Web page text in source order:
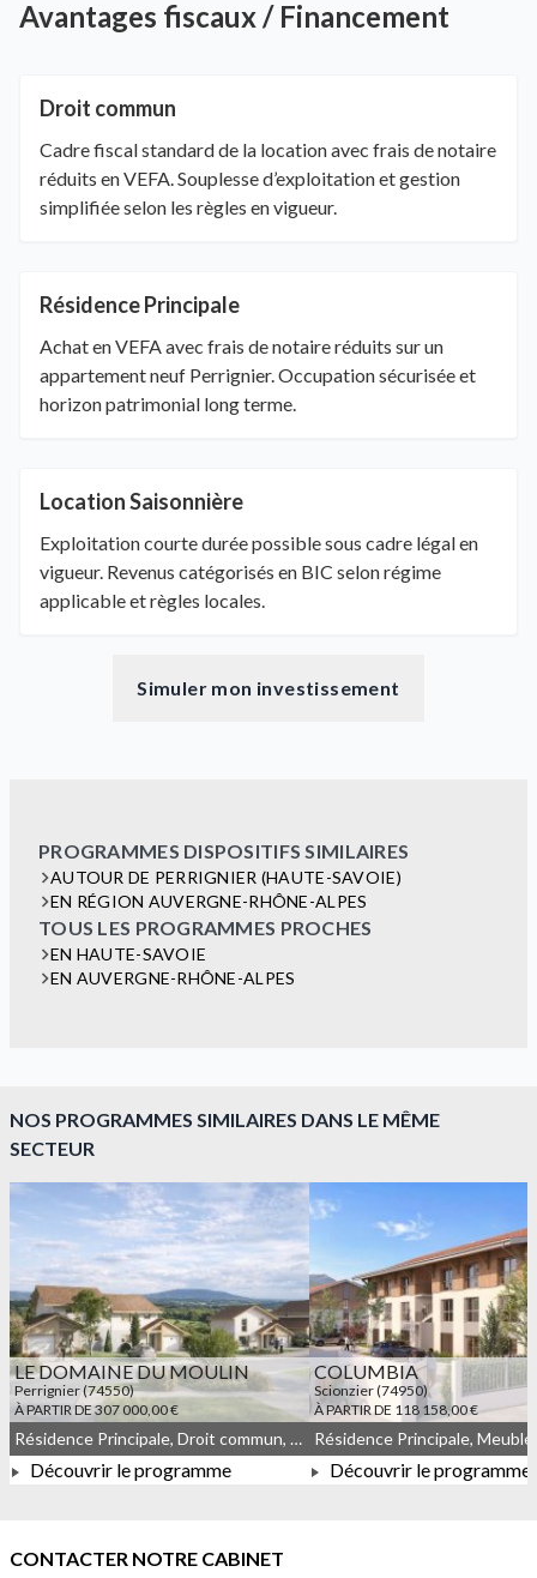
Avantages fiscaux / Financement
Droit commun
Cadre fiscal standard de la location avec frais de notaire
réduits en VEFA. Souplesse d’exploitation et gestion
simplifiée selon les règles en vigueur.
Résidence Principale
Achat en VEFA avec frais de notaire réduits sur un
appartement neuf Perrignier. Occupation sécurisée et
horizon patrimonial long terme.
Location Saisonnière
Exploitation courte durée possible sous cadre légal en
vigueur. Revenus catégorisés en BIC selon régime
applicable et règles locales.
Simuler mon investissement
PROGRAMMES DISPOSITIFS SIMILAIRES
AUTOUR DE PERRIGNIER (HAUTE-SAVOIE)
EN RÉGION AUVERGNE-RHÔNE-ALPES
TOUS LES PROGRAMMES PROCHES
EN HAUTE-SAVOIE
EN AUVERGNE-RHÔNE-ALPES
NOS PROGRAMMES SIMILAIRES DANS LE MÊME
SECTEUR
LE DOMAINE DU MOULIN
Perrignier (74550)
À PARTIR DE 307 000,00 €
À PARTIR DE 307 000,00 €
Résidence Principale, Droit commun, Meublé non géré
Découvrir le programme
COLUMBIA
Scionzier (74950)
À PARTIR DE 118 158,00 €
Découvrir le programme
CONTACTER NOTRE CABINET